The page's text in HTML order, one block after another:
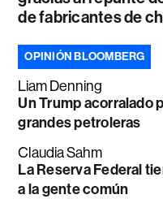
de fabricantes de
OPINIÓN BLOOMBERG
Liam Denning
Un Trump acorralado
grandes petroleras
Claudia Sahm
La Reserva Federal
a la gente común